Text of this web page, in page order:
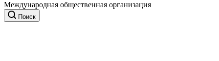
Международная общественная организация
Поиск